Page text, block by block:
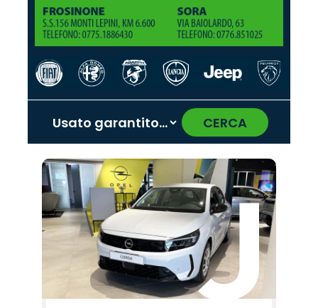
CERCA
Promo
Hyundai
Promo
Land
Rover
Promo
Alfa
Romeo
Promo
Lancia
Promo
Jaecoo
Promo
Opel
Promo
Omoda
Promo
Citroën
Promo
Fiat
Promo
Jeep
Promo
Abarth
Promo
Cupra
Promo
Mazda
Promo
Peugeot
Promo
Seat
‹ ›